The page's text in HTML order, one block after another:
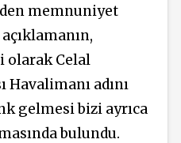
memnuniyet
olarak Celal
adını
gelmesi bizi ayrıca
bulundu.